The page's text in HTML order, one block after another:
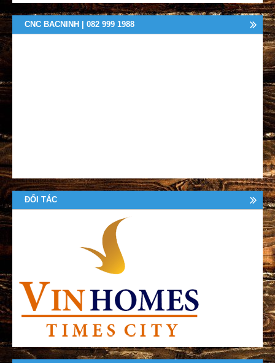
CNC BACNINH | 082 999 1988
ĐỐI TÁC